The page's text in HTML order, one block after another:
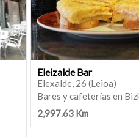
Eleizalde Bar
Elexalde, 26 (Leioa)
Bares y cafeterías en
2,997.63 Km